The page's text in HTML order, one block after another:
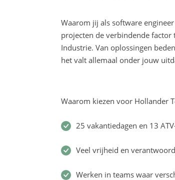
Waarom jij als software
projecten de verbindende
Industrie. Van oplossingen
het valt allemaal onder jouw
Waarom kiezen voor Hollander
25 vakantiedagen en 13
Veel vrijheid en
Werken in teams waar